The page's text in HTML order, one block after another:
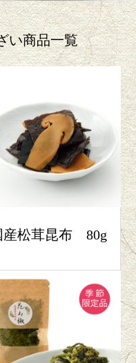
い商品一覧
産松茸昆布 80g